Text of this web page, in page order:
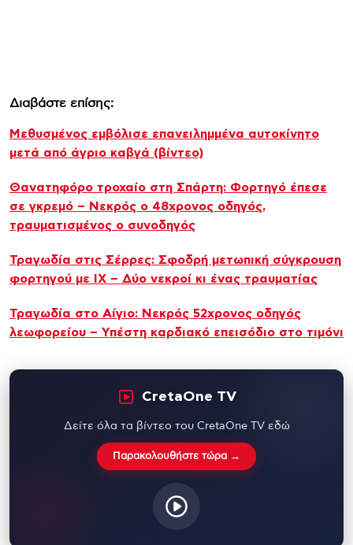
Διαβάστε επίσης:
Μεθυσμένος εμβόλισε επανειλημμένα αυτοκίνητο
μετά από άγριο καβγά (βίντεο)
Θανατηφόρο τροχαίο στη Σπάρτη: Φορτηγό έπεσε
σε γκρεμό – Νεκρός ο 48χρονος οδηγός,
τραυματισμένος ο συνοδηγός
Τραγωδία στις Σέρρες: Σφοδρή μετωπική σύγκρουση
φορτηγού με ΙΧ – Δύο νεκροί κι ένας τραυματίας
Τραγωδία στο Αίγιο: Νεκρός 52χρονος οδηγός
λεωφορείου – Υπέστη καρδιακό επεισόδιο στο τιμόνι
CretaOne TV
Δείτε όλα τα βίντεο του CretaOne TV εδώ
Παρακολουθήστε τώρα →